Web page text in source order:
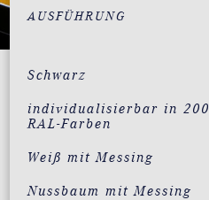
AUSFÜHRUNG
Schwarz
individualisierbar in 200
RAL-Farben
Weiß mit Messing
Nussbaum mit Messing